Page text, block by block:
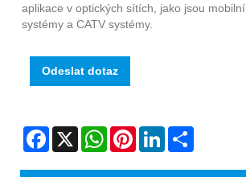
aplikace v optických sítích, jako jsou
systémy a CATV systémy.
Odeslat dotaz
Facebook
X WhatsAppPinterestLinkedIn